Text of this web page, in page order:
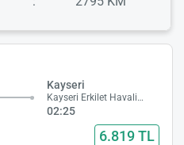
Kayseri
Kayseri Erkilet Havalimanı
02:25
6.819 TL